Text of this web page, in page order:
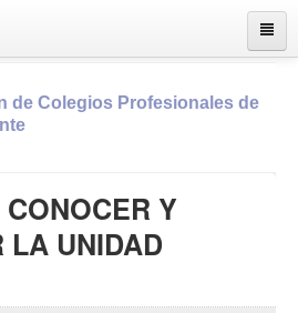
de Colegios Profesionales de
Y
LA UNIDAD